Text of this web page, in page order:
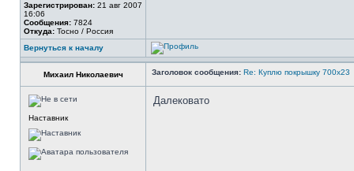
Зарегистрирован: 21 авг 2007
16:06
Сообщения: 7824
Откуда: Тосно / Россия
Вернуться к началу
Михаил Николаевич Заголовок сообщения: Re: Куплю покрышку 700х23
Наставник
Далековато